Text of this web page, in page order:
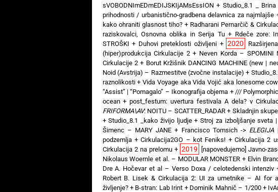
sVOBODNImEDmEDIJSKIjAMsEssION+ Studio_8.1 _
prihodnosti / urbanistično-gradbena delavnica za najmlajše
kako ohraniti glasnost tiho?+ Radharani Pernarčič &
raziskovalci, Osnovna oblika in Serija Tu+ Rdeče zore:
STROŠKI + Duhovi preteklosti oživljeni+ 2020
(hiper)produkcija Cirkulacije 2+ Neven Korda – SPOMINI
Cirkulacije 2+ Borut Kržišnik DANCING MACHINE (new |
Noid (Avstrija) – Razmestitve (zvočne instalacije) +
raznolikosti+Vida Voyage aka Vida Vojić aka lonesome
“Assist” | “Pomagalo” – Ikonografija objema + ///
ocean+post_festum: uvertura festivala A dela? v
FRIFORMA\AV: NOITU – SCATTER_RADAR+ Skladnjin
+Studio_8.1 _kako živijo ljudje+ Stroj za izboljšanje sveta |
Šimenc – MARY JANE + Francisco Tomsich -> ELEGIJA|
podzemlja+Cirkulacija2GO – kot Feniks! +Cirkulacija 2
Cirkulacija 2 na prelomu+ 2019 [napovedujemo] Javno-
Nikolaus Woernle et al. – MODULAR MONSTER + Elvin
Dre A. Hočevar et al – Verso Doxa / celotedenski intenziv
Robert B. Lisek & Cirkulacija 2: UI za umetnike – AI for
življenje?+ B-stran: Lab Irint + Dominik Mahnič – 1/200+